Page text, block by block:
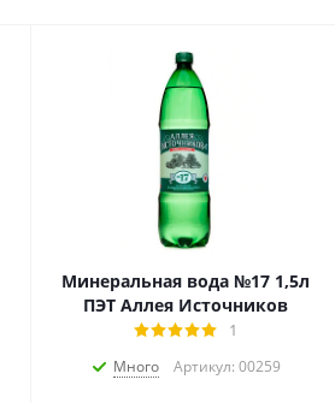
Минеральная вода №17 1,5л
ПЭТ Аллея Источников
1
Много Артикул: 00259